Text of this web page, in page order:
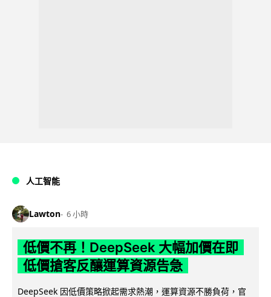
人工智能
Lawton 6 小時
低價不再！DeepSeek 大幅加價在即
低價搶客反釀運算資源告急
DeepSeek 因低價策略掀起需求熱潮，運算資源不勝負荷，官